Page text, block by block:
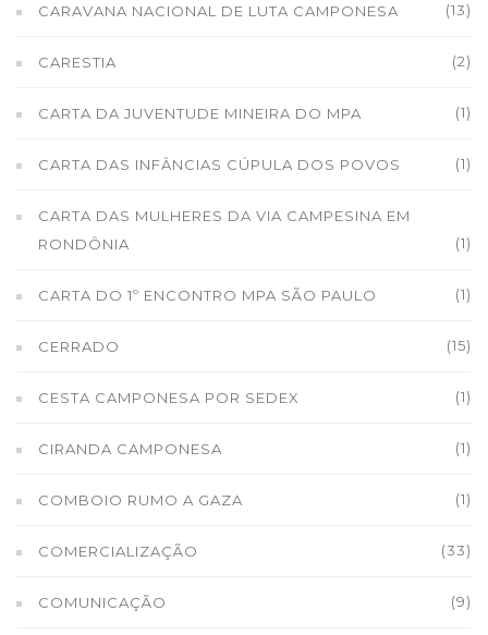
CARAVANA NACIONAL DE LUTA CAMPONESA (13)
CARESTIA (2)
CARTA DA JUVENTUDE MINEIRA DO MPA (1)
CARTA DAS INFÂNCIAS CÚPULA DOS POVOS (1)
CARTA DAS MULHERES DA VIA CAMPESINA EM
RONDÔNIA
(1)
CARTA DO 1º ENCONTRO MPA SÃO PAULO (1)
CERRADO (15)
CESTA CAMPONESA POR SEDEX (1)
CIRANDA CAMPONESA (1)
COMBOIO RUMO A GAZA (1)
COMERCIALIZAÇÃO (33)
COMUNICAÇÃO (9)